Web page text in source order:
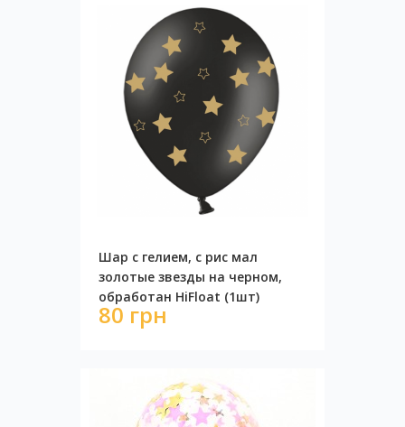
Шар с гелием, с рис мал
золотые звезды на черном,
обработан HiFloat (1шт)
80 грн